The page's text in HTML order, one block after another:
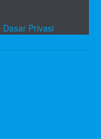
Dasar Privasi